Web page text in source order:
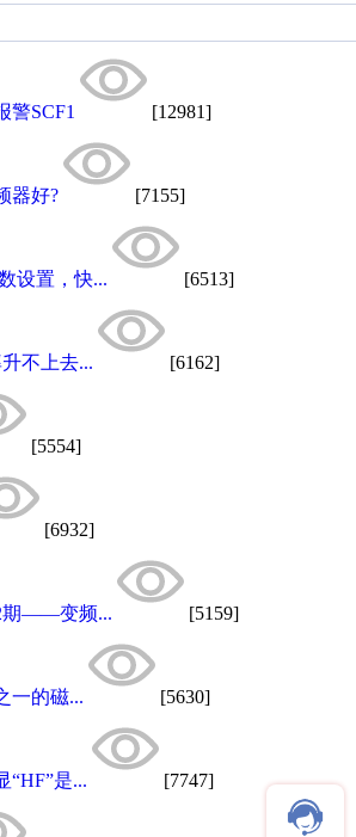
警SCF1 [12981]
器好? [7155]
设置，快... [6513]
不上去... [6162]
[5554]
[6932]
期——变频... [5159]
一的磁... [5630]
“HF”是... [7747]